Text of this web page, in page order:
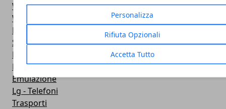
Personalizza
Rifiuta Opzionali
Accetta Tutto
Widget Orologio
Widget Meteo
Ricezione WiFi
Sport
Meteo
Rooting
Emulazione
Lg - Telefoni
Trasporti